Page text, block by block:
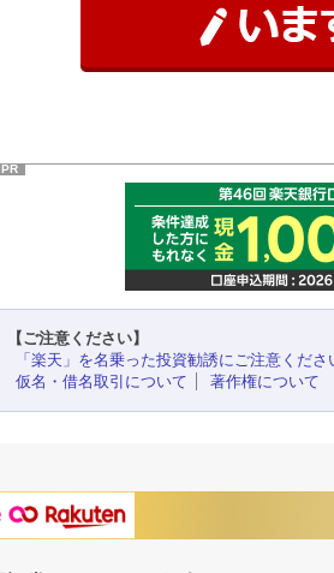
PR
【ご注意ください】
「楽天」を名乗った投資勧誘にご注意くださ
仮名・借名取引について
著作権について